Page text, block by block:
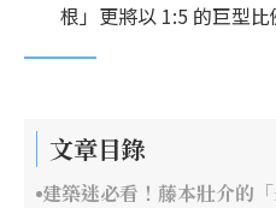
根」更將以 1:5 的巨型比
文章目錄
建築迷必看！藤本壯介的